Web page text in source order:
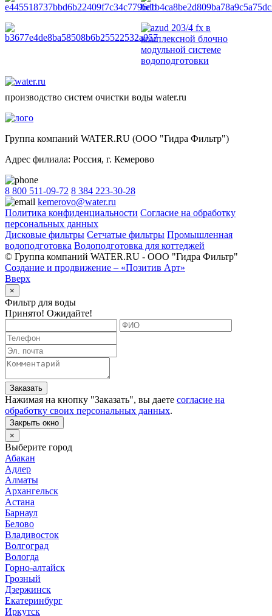
производство систем очистки воды water.ru
Группа компаний WATER.RU (ООО "Гидра Фильтр")
Адрес филиала: Россия, г. Кемерово
8 800 511-09-72 8 384 223-30-28
kemerovo@water.ru
Политика конфиденциальности Согласие на обработку
персональных данных
Дисковые фильтры Сетчатые фильтры Промышленная
водоподготовка Водоподготовка для коттеджей
© Группа компаний WATER.RU - ООО "Гидра Фильтр"
Создание и продвижение – «Позитив Арт»
Вверх
×
Фильтр для воды
Принято! Ожидайте!
Заказать
Нажимая на кнопку "Заказать", вы даете согласие на
обработку своих персональных данных.
Закрыть окно
×
Выберите город
Абакан
Адлер
Алматы
Архангельск
Астана
Барнаул
Белово
Владивосток
Волгоград
Вологда
Горно-алтайск
Грозный
Дзержинск
Екатеринбург
Иркутск